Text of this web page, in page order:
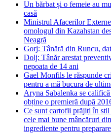
Un bărbat și o femeie au
casă
Ministrul Afacerilor
omologul din Kazahstan
Neagră
Gorj: Tânără din Runcu,
Dolj: Tânăr arestat
nepoata de 14 ani
Gael Monfils le răspunde
pentru a mă bucura de
Aryna Sabalenka se
obține o premieră după
Ce sunt cartofii prăjiți în
cele mai bune mâncăruri
ingrediente pentru